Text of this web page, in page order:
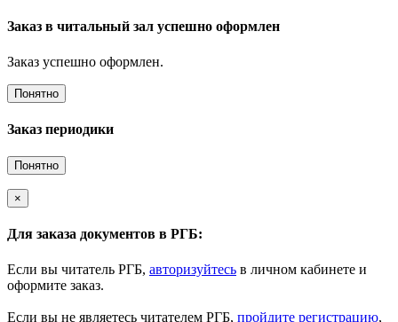
Заказ в читальный зал успешно оформлен
Заказ успешно оформлен.
Понятно
Заказ периодики
Понятно
×
Для заказа документов в РГБ:
Если вы читатель РГБ, авторизуйтесь в личном кабинете и
оформите заказ.
Если вы не являетесь читателем РГБ, пройдите регистрацию,